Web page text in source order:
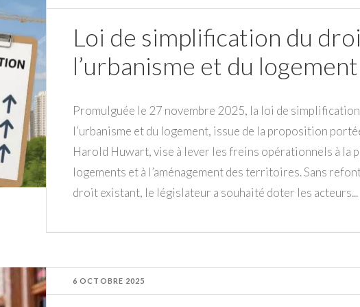
Loi de simplification du
l’urbanisme et du logement
Promulguée le 27 novembre 2025, la loi de
l’urbanisme et du logement, issue de la proposition
Harold Huwart, vise à lever les freins opérationnels à la
logements et à l’aménagement des territoires. Sans
droit existant, le législateur a souhaité doter les acteurs...
6 OCTOBRE 2025